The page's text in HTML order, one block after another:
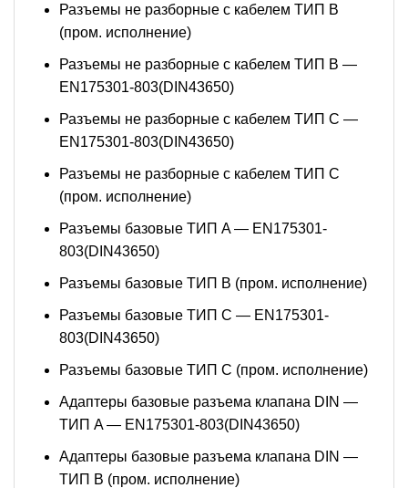
Разъемы не разборные с кабелем ТИП B
(пром. исполнение)
Разъемы не разборные с кабелем ТИП B —
EN175301-803(DIN43650)
Разъемы не разборные с кабелем ТИП C —
EN175301-803(DIN43650)
Разъемы не разборные с кабелем ТИП C
(пром. исполнение)
Разъемы базовые ТИП A — EN175301-
803(DIN43650)
Разъемы базовые ТИП В (пром. исполнение)
Разъемы базовые ТИП C — EN175301-
803(DIN43650)
Разъемы базовые ТИП C (пром. исполнение)
Адаптеры базовые разъема клапана DIN —
ТИП A — EN175301-803(DIN43650)
Адаптеры базовые разъема клапана DIN —
ТИП B (пром. исполнение)